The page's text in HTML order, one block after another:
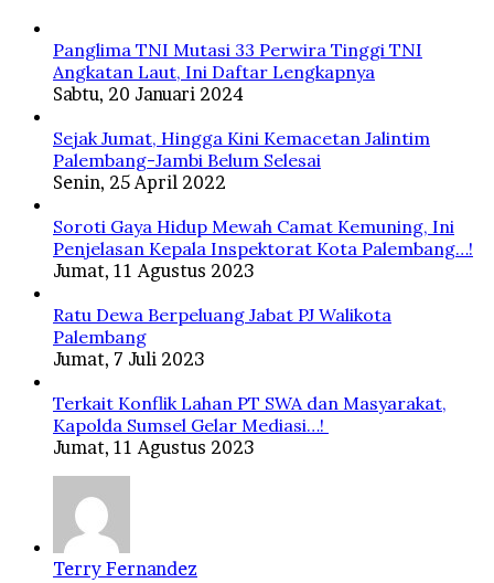
Panglima TNI Mutasi 33 Perwira Tinggi TNI
Angkatan Laut, Ini Daftar Lengkapnya
Sabtu, 20 Januari 2024
Sejak Jumat, Hingga Kini Kemacetan Jalintim
Palembang-Jambi Belum Selesai
Senin, 25 April 2022
Soroti Gaya Hidup Mewah Camat Kemuning, Ini
Penjelasan Kepala Inspektorat Kota Palembang…!
Jumat, 11 Agustus 2023
Ratu Dewa Berpeluang Jabat PJ Walikota
Palembang
Jumat, 7 Juli 2023
Terkait Konflik Lahan PT SWA dan Masyarakat,
Kapolda Sumsel Gelar Mediasi…!
Jumat, 11 Agustus 2023
Terry Fernandez